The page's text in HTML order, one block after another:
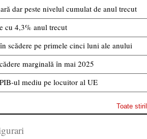
dar peste nivelul cumulat de anul trecut
cu 4,3% anul trecut
scădere pe primele cinci luni ale anului
marginală în mai 2025
ul mediu pe locuitor al UE
Toate